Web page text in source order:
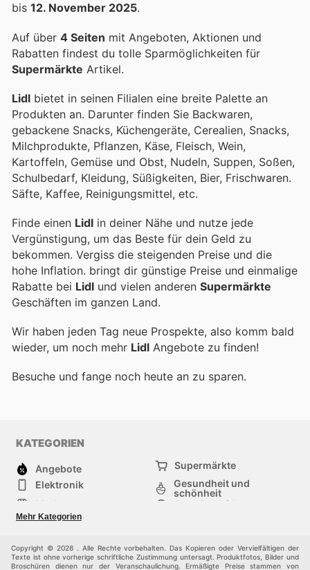
bis 12. November 2025.
Auf über 4 Seiten mit Angeboten, Aktionen und
Rabatten findest du tolle Sparmöglichkeiten für
Supermärkte Artikel.
Lidl bietet in seinen Filialen eine breite Palette an
Produkten an. Darunter finden Sie Backwaren,
gebackene Snacks, Küchengeräte, Cerealien, Snacks,
Milchprodukte, Pflanzen, Käse, Fleisch, Wein,
Kartoffeln, Gemüse und Obst, Nudeln, Suppen, Soßen,
Schulbedarf, Kleidung, Süßigkeiten, Bier, Frischwaren.
Säfte, Kaffee, Reinigungsmittel, etc.
Finde einen Lidl in deiner Nähe und nutze jede
Vergünstigung, um das Beste für dein Geld zu
bekommen. Vergiss die steigenden Preise und die
hohe Inflation. bringt dir günstige Preise und einmalige
Rabatte bei Lidl und vielen anderen Supermärkte
Geschäften im ganzen Land.
Wir haben jeden Tag neue Prospekte, also komm bald
wieder, um noch mehr Lidl Angebote zu finden!
Besuche und fange noch heute an zu sparen.
KATEGORIEN
Angebote
Supermärkte
Elektronik
Gesundheit und
schönheit
Mode
Sportbekleidung
Baumarkt
Mehr Kategorien
Copyright © 2026 . Alle Rechte vorbehalten. Das Kopieren oder Vervielfältigen der
Texte ist ohne vorherige schriftliche Zustimmung untersagt. Produktfotos, Bilder und
Broschüren dienen nur der Veranschaulichung. Ermäßigte Preise stammen von